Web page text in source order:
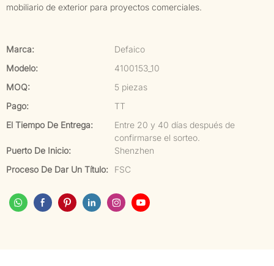
mobiliario de exterior para proyectos comerciales.
Marca:
Defaico
Modelo:
4100153_10
MOQ:
5 piezas
Pago:
TT
El Tiempo De Entrega:
Entre 20 y 40 días después de
confirmarse el sorteo.
Puerto De Inicio:
Shenzhen
Proceso De Dar Un Título:
FSC